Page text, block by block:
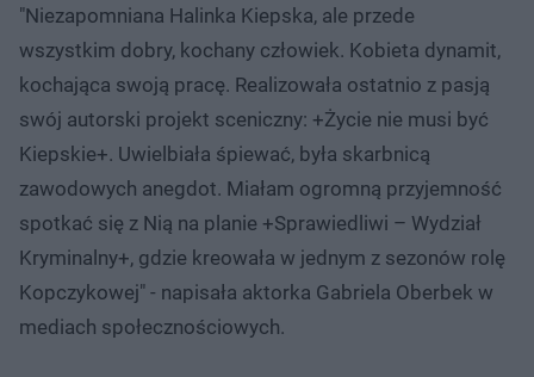
"Niezapomniana Halinka Kiepska, ale przede
wszystkim dobry, kochany człowiek. Kobieta dynamit,
kochająca swoją pracę. Realizowała ostatnio z pasją
swój autorski projekt sceniczny: +Życie nie musi być
Kiepskie+. Uwielbiała śpiewać, była skarbnicą
zawodowych anegdot. Miałam ogromną przyjemność
spotkać się z Nią na planie +Sprawiedliwi – Wydział
Kryminalny+, gdzie kreowała w jednym z sezonów rolę
Kopczykowej" - napisała aktorka Gabriela Oberbek w
mediach społecznościowych.